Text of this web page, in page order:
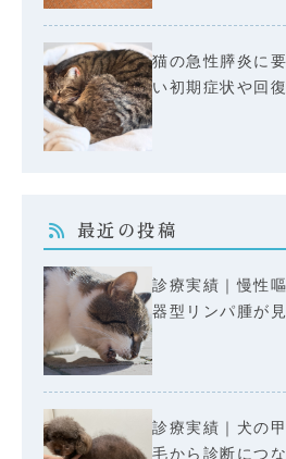
猫の急性膵炎に
い初期症状や回
最近の投稿
診療実績｜慢性
器型リンパ腫が
診療実績｜犬の
毛から診断につ